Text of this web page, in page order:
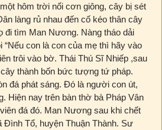
hôm trời nổi cơn giông, cây bị sét
làng rủ nhau đến cố kéo thân cây
đi tìm Man Nương. Nàng tháo dải
“Nếu con là con của mẹ thì hãy vào
trôi vào bờ. Thái Thú Sĩ Nhiếp ,sau
thành bốn bức tượng tứ pháp.
đá phát sáng. Đó là người con út,
Hiện nay trên bàn thờ bà Pháp Vân
đá đó. Man Nương sau khi chết
Tổ, huyện Thuận Thành. Sư